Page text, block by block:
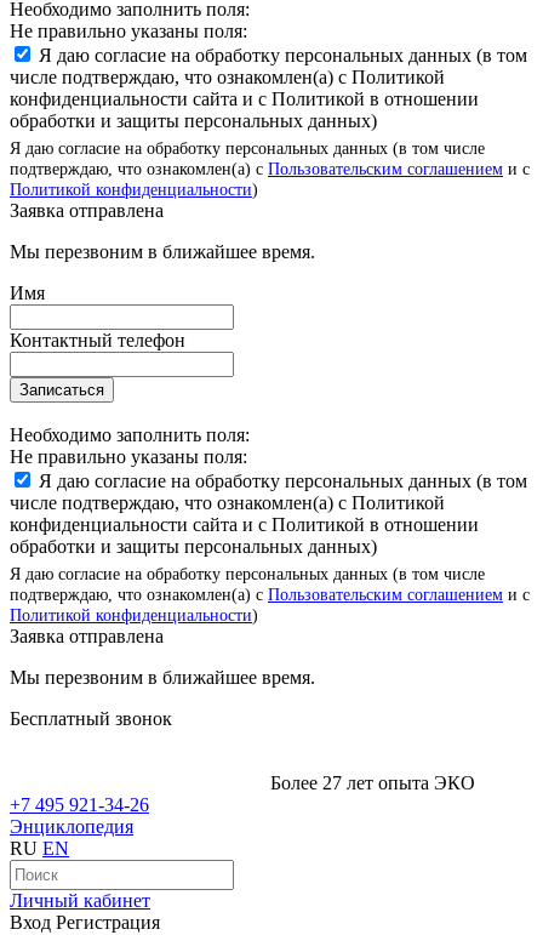
Необходимо заполнить поля:
Не правильно указаны поля:
Я даю согласие на обработку персональных данных (в том
числе подтверждаю, что ознакомлен(а) с Политикой
конфиденциальности сайта и с Политикой в отношении
обработки и защиты персональных данных)
Я даю согласие на обработку персональных данных (в том числе
подтверждаю, что ознакомлен(а) с Пользовательским соглашением и с
Политикой конфиденциальности)
Заявка отправлена
Мы перезвоним в ближайшее время.
Имя
Контактный телефон
Записаться
Необходимо заполнить поля:
Не правильно указаны поля:
Я даю согласие на обработку персональных данных (в том
числе подтверждаю, что ознакомлен(а) с Политикой
конфиденциальности сайта и с Политикой в отношении
обработки и защиты персональных данных)
Я даю согласие на обработку персональных данных (в том числе
подтверждаю, что ознакомлен(а) с Пользовательским соглашением и с
Политикой конфиденциальности)
Заявка отправлена
Мы перезвоним в ближайшее время.
Бесплатный звонок
Более 27 лет опыта ЭКО
+7 495 921-34-26
Энциклопедия
RU EN
Личный кабинет
Вход Регистрация